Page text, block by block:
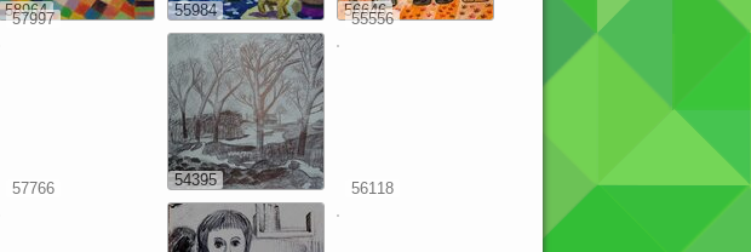
58964 55984 56646
57997
54395
55556
57766 56118